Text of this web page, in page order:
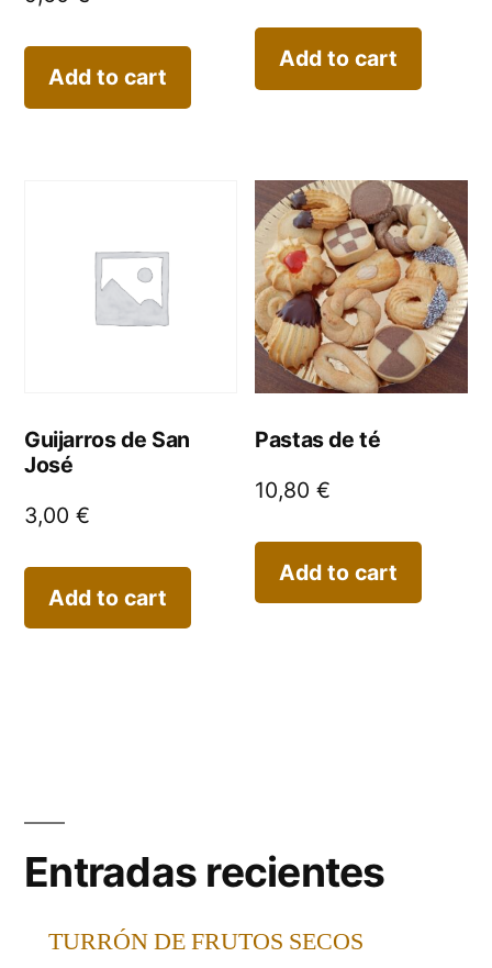
Add to cart
Add to cart
Guijarros de San
José
3,00 €
Add to cart
Pastas de té
10,80€
Add to cart
Entradas recientes
TURRÓN DE FRUTOS SECOS